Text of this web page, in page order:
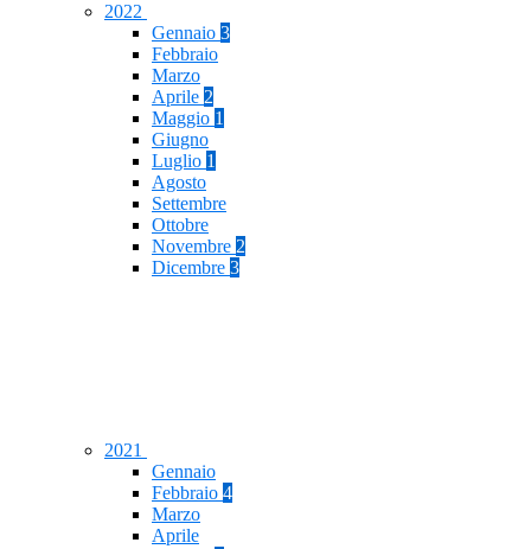
2022
Gennaio 3
Febbraio
Marzo
Aprile 2
Maggio 1
Giugno
Luglio 1
Agosto
Settembre
Ottobre
Novembre 2
Dicembre 3
2021
Gennaio
Febbraio 4
Marzo
Aprile